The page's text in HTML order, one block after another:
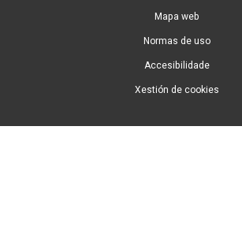
Mapa web
Normas de uso
Accesibilidade
Xestión de cookies